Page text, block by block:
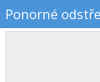
Ponorné